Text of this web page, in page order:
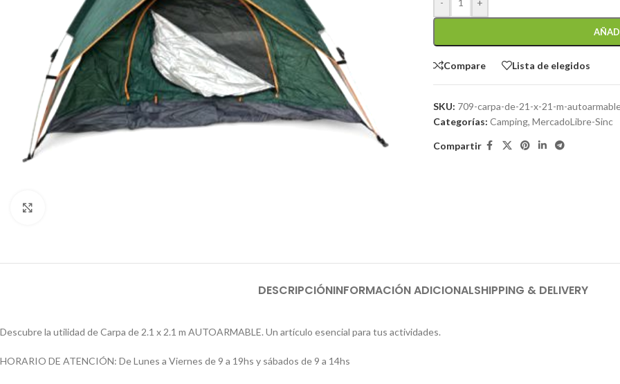
- +
Compare Lista de elegidos
SKU: 709-carpa-de-21-x-21-m-
Categorías: Camping, MercadoLibre-Sinc
Compartir
DESCRIPCIÓNINFORMACIÓN ADICIONALSHIPPING & DELIVERY
Descubre la utilidad de Carpa de 2.1 x 2.1 m AUTOARMABLE. Un artículo esencial para tus actividades.
HORARIO DE ATENCIÓN: De Lunes a Viernes de 9 a 19hs y sábados de 9 a 14hs